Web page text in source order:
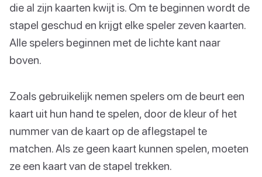
die al zijn kaarten kwijt is. Om te beginnen wordt de
stapel geschud en krijgt elke speler zeven kaarten.
Alle spelers beginnen met de lichte kant naar
boven.
Zoals gebruikelijk nemen spelers om de beurt een
kaart uit hun hand te spelen, door de kleur of het
nummer van de kaart op de aflegstapel te
matchen. Als ze geen kaart kunnen spelen, moeten
ze een kaart van de stapel trekken.